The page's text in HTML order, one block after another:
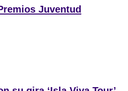
Juventud